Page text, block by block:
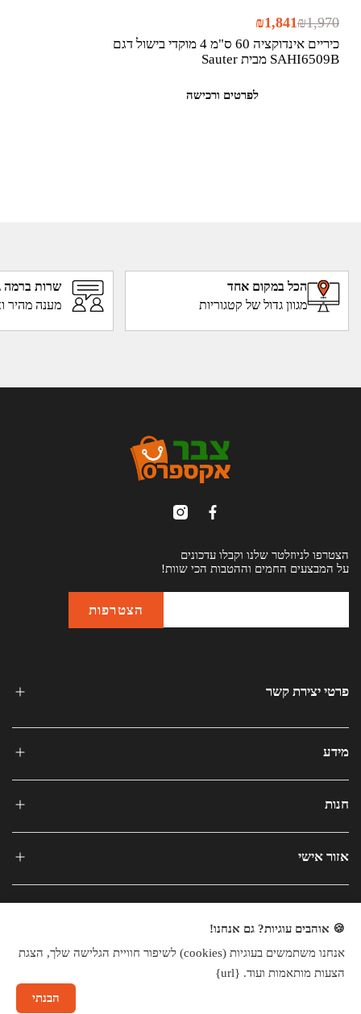
כיריים אינדוקציה 60 ס"מ 4 מוקדי בישול דגם
SAHI6509B מבית Sauter
₪1,970
₪1,841
לפרטים ורכישה
הכל במקום אחד
מגוון גדול של קטגוריות
שרות ברמה
מענה מהיר
הצטרפו לניוזלטר שלנו וקבלו עדכונים
על המבצעים החמים וההטבות הכי שוות!
פרטי יצירת קשר
מידע
חנות
אזור אישי
כל הזכויות שמורות © 2025
🍪 אוהבים עוגיות? גם אנחנו!
אנחנו משתמשים בעוגיות (cookies) לשיפור חוויית הגלישה שלך, הצגת
הצעות מותאמות ועוד. {url}
הבנתי